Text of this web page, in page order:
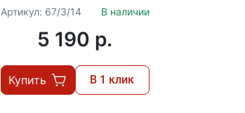
Артикул: 67/3/14 В наличии
5 190 p.
Купить В 1 клик